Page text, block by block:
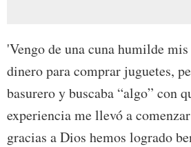
'Vengo de una cuna humilde
dinero para comprar juguetes,
basurero y buscaba “algo” con
experiencia me llevó a
gracias a Dios hemos logrado